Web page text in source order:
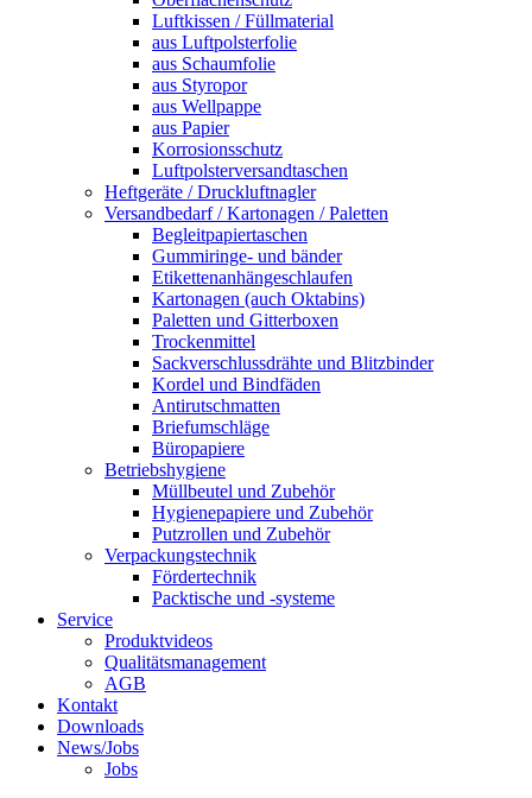
Luftkissen / Füllmaterial
aus Luftpolsterfolie
aus Schaumfolie
aus Styropor
aus Wellpappe
aus Papier
Korrosionsschutz
Luftpolsterversandtaschen
Heftgeräte / Druckluftnagler
Versandbedarf / Kartonagen / Paletten
Begleitpapiertaschen
Gummiringe- und bänder
Etikettenanhängeschlaufen
Kartonagen (auch Oktabins)
Paletten und Gitterboxen
Trockenmittel
Sackverschlussdrähte und Blitzbinder
Kordel und Bindfäden
Antirutschmatten
Briefumschläge
Büropapiere
Betriebshygiene
Müllbeutel und Zubehör
Hygienepapiere und Zubehör
Putzrollen und Zubehör
Verpackungstechnik
Fördertechnik
Packtische und -systeme
Service
Produktvideos
Qualitätsmanagement
AGB
Kontakt
Downloads
News/Jobs
Jobs